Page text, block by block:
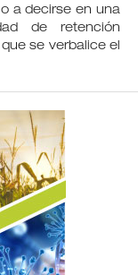
a decirse en una
de retención
se verbalice el